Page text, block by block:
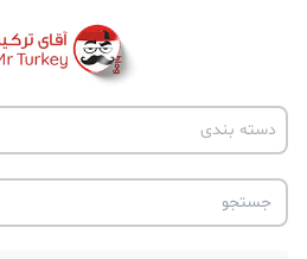
دسته بندی
اخبار ترکیه
پروژه ها
تحصیل در ترکیه